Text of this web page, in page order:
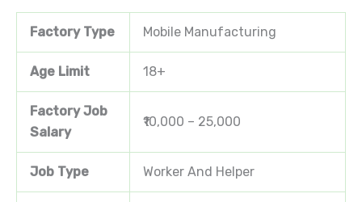
Factory Type Mobile Manufacturing
Age Limit 18+
Factory Job
Salary
₹10,000 – 25,000
Job Type Worker And Helper